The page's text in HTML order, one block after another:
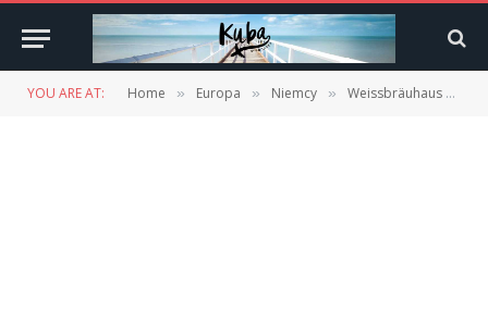
YOU ARE AT: Home » Europa » Niemcy » Weissbräuhaus zum Herrnbräu Ingolstadt – recenzja